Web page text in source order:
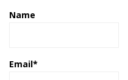
Name
Email*